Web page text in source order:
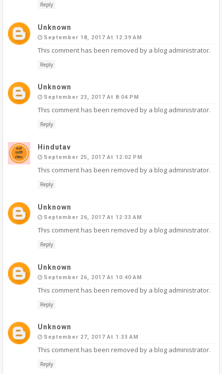
Reply
Unknown
September 18, 2017 At 12:39 AM
This comment has been removed by a blog administrator.
Reply
Unknown
September 23, 2017 At 8:04 PM
This comment has been removed by a blog administrator.
Reply
Hindutav
September 25, 2017 At 12:02 PM
This comment has been removed by a blog administrator.
Reply
Unknown
September 26, 2017 At 12:33 AM
This comment has been removed by a blog administrator.
Reply
Unknown
September 26, 2017 At 10:40 AM
This comment has been removed by a blog administrator.
Reply
Unknown
September 27, 2017 At 1:33 AM
This comment has been removed by a blog administrator.
Reply